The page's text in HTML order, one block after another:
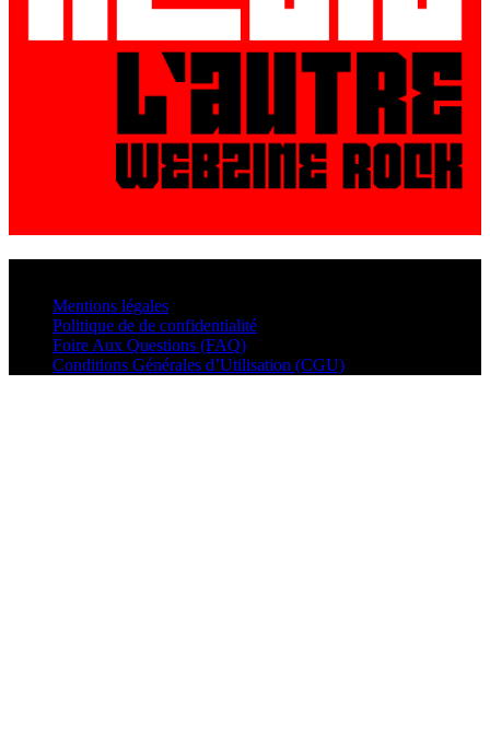
Mentions légales
Politique de de confidentialité
Foire Aux Questions (FAQ)
Conditions Générales d’Utilisation (CGU)